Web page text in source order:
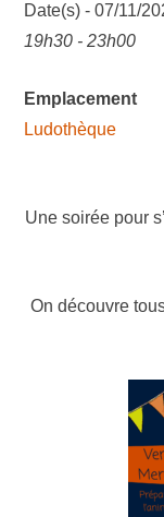
Date(s) - 07/11/
19h30 - 23h00
Emplacement
Ludothèque
Une soirée pour
On découvre